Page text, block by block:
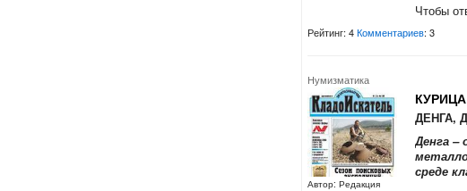
Чтобы
Рейтинг: 4Комментариев: 3
Нумизматика
Автор: Редакция
ДЕНГА,
Денга –
среде